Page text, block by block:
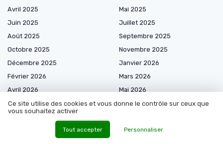
Avril 2025
Mai 2025
Juin 2025
Juillet 2025
Août 2025
Septembre 2025
Octobre 2025
Novembre 2025
Décembre 2025
Janvier 2026
Février 2026
Mars 2026
Avril 2026
Mai 2026
Juin 2026
Juillet 2026
Ce site utilise des cookies et vous donne le contrôle sur ceux que
vous souhaitez activer
Tout accepter Personnaliser